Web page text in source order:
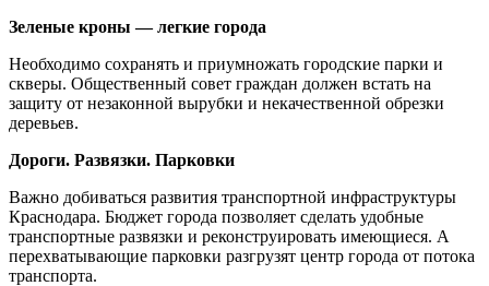
Зеленые кроны — легкие города
Необходимо сохранять и приумножать городские парки и
скверы. Общественный совет граждан должен встать на
защиту от незаконной вырубки и некачественной обрезки
деревьев.
Дороги. Развязки. Парковки
Важно добиваться развития транспортной инфраструктуры
Краснодара. Бюджет города позволяет сделать удобные
транспортные развязки и реконструировать имеющиеся. А
перехватывающие парковки разгрузят центр города от потока
транспорта.